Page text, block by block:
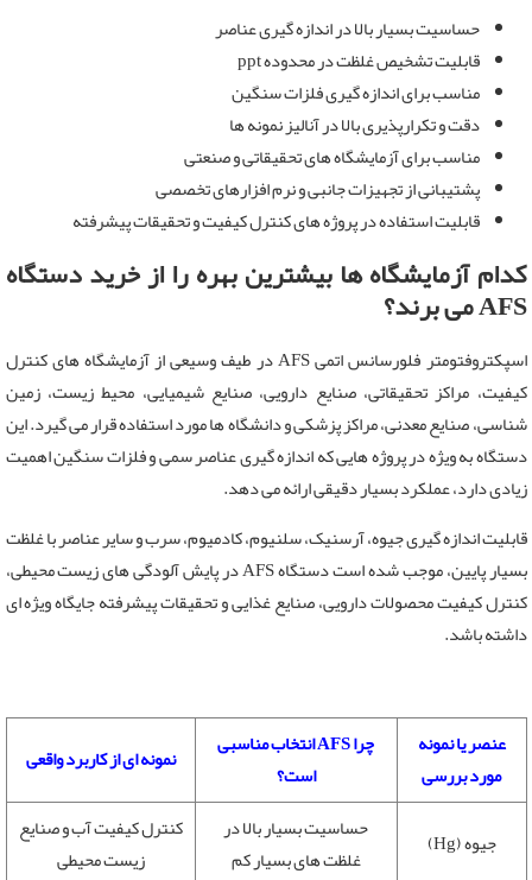
حساسیت بسیار بالا در اندازه گیری عناصر
قابلیت تشخیص غلظت در محدوده ppt
مناسب برای اندازه گیری فلزات سنگین
دقت و تکرارپذیری بالا در آنالیز نمونه ها
مناسب برای آزمایشگاه های تحقیقاتی و صنعتی
پشتیبانی از تجهیزات جانبی و نرم افزارهای تخصصی
قابلیت استفاده در پروژه های کنترل کیفیت و تحقیقات پیشرفته
کدام آزمایشگاه ها بیشترین بهره را از خرید دستگاه
AFS می برند؟
اسپکتروفتومتر فلورسانس اتمی AFS در طیف وسیعی از آزمایشگاه های کنترل
کیفیت، مراکز تحقیقاتی، صنایع دارویی، صنایع شیمیایی، محیط زیست، زمین
شناسی، صنایع معدنی، مراکز پزشکی و دانشگاه ها مورد استفاده قرار می گیرد. این
دستگاه به ویژه در پروژه هایی که اندازه گیری عناصر سمی و فلزات سنگین اهمیت
زیادی دارد، عملکرد بسیار دقیقی ارائه می دهد.
قابلیت اندازه گیری جیوه، آرسنیک، سلنیوم، کادمیوم، سرب و سایر عناصر با غلظت
بسیار پایین، موجب شده است دستگاه AFS در پایش آلودگی های زیست محیطی،
کنترل کیفیت محصولات دارویی، صنایع غذایی و تحقیقات پیشرفته جایگاه ویژه ای
داشته باشد.
عنصر یا نمونه
مورد بررسی
چرا AFS انتخاب مناسبی
است؟
نمونه ای از کاربرد واقعی
جیوه (Hg)
حساسیت بسیار بالا در
غلظت های بسیار کم
کنترل کیفیت آب و صنایع
زیست محیطی